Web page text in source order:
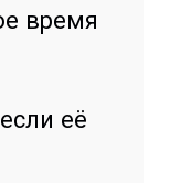
время
её